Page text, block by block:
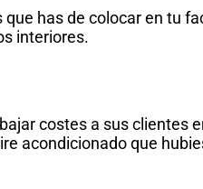
has de colocar en tu
interiores.
costes a sus clientes
acondicionado que